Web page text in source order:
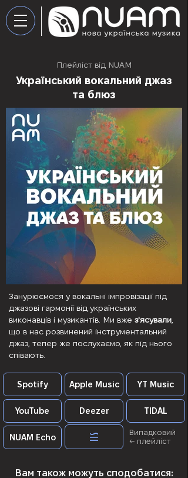
Плейліст від NUAM
Український вокальний джаз
та блюз
Занурюємося у вокальні імпровізації під
джазові гармонії від українських
виконавців і музикантів. Ми вже з'ясували
що в нас розвинений інструментальний
джаз, тепер же послухаємо, як під нього
співають.
Spotify Apple Music YT Music
YouTube Deezer TIDAL
NUAM Echo
Випадковий
← плейліст
Вам також можуть сподобатися: